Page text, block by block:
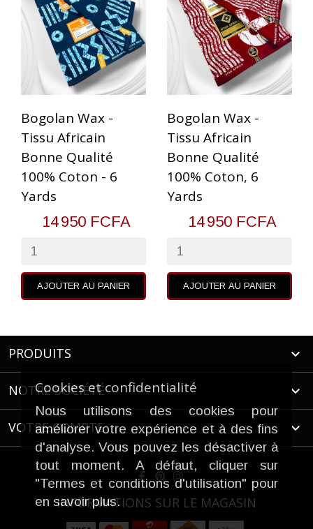
Cookies et confidentialité
Nous utilisons des cookies pour
améliorer votre expérience et à des fins
d'analyse. Vous pouvez les désactiver à
tout moment. A défaut, cliquer sur
"Termes et conditions d'utilisation" pour
en savoir plus.
Bogolan Wax -
Tissu Africain
Bonne Qualité
100% Coton - 6
Yards
14 950 FCFA
AJOUTER AU PANIER
Bogolan Wax -
Tissu Africain
Bonne Qualité
100% Coton, 6
Yards
14 950 FCFA
AJOUTER AU PANIER
PRODUITS 
NOTRE SOCIÉTÉ 
VOTRE COMPTE 
INFORMATIONS SUR LE MAGASIN